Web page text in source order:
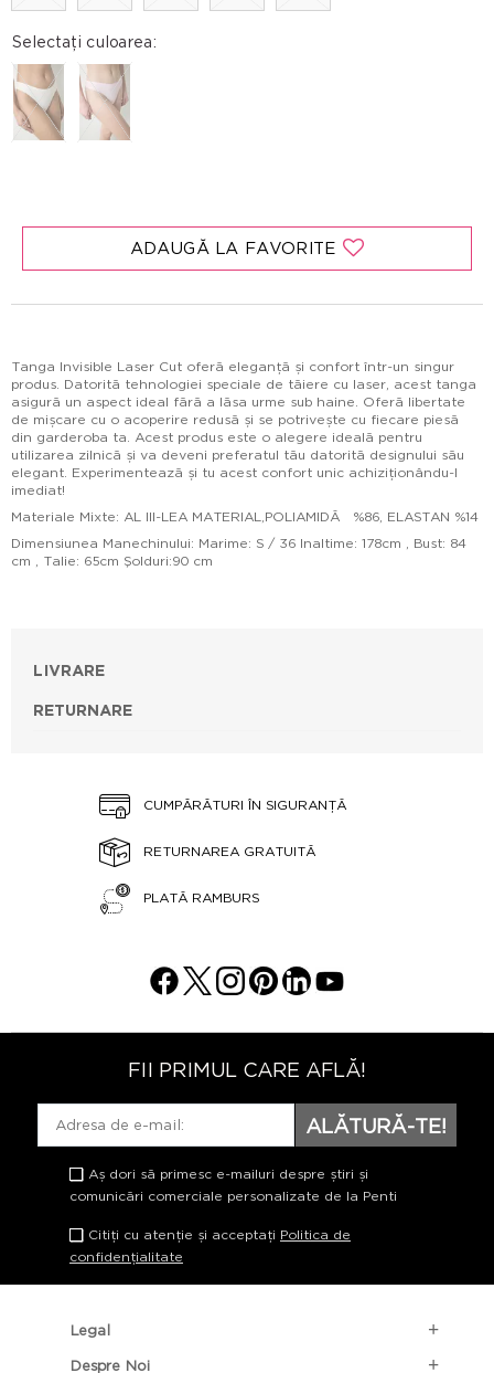
Selectați culoarea:
ADAUGĂ LA FAVORITE
Tanga Invisible Laser Cut oferă eleganță și confort într-un singur
produs. Datorită tehnologiei speciale de tăiere cu laser, acest tanga
asigură un aspect ideal fără a lăsa urme sub haine. Oferă libertate
de mișcare cu o acoperire redusă și se potrivește cu fiecare piesă
din garderoba ta. Acest produs este o alegere ideală pentru
utilizarea zilnică și va deveni preferatul tău datorită designului său
elegant. Experimentează și tu acest confort unic achiziționându-l
imediat!
Materiale Mixte: AL III-LEA MATERIAL,POLIAMIDĂ %86, ELASTAN %14
Dimensiunea Manechinului: Marime: S / 36 Inaltime: 178cm , Bust: 84
cm , Talie: 65cm Şolduri:90 cm
LIVRARE
RETURNARE
CUMPĂRĂTURI ÎN SIGURANȚĂ
RETURNAREA GRATUITĂ
PLATĂ RAMBURS
FII PRIMUL CARE AFLĂ!
ALĂTURĂ-TE!
Aș dori să primesc e-mailuri despre știri și
comunicări comerciale personalizate de la Penti
Citiți cu atenție și acceptați Politica de
confidențialitate
Legal
Despre Noi